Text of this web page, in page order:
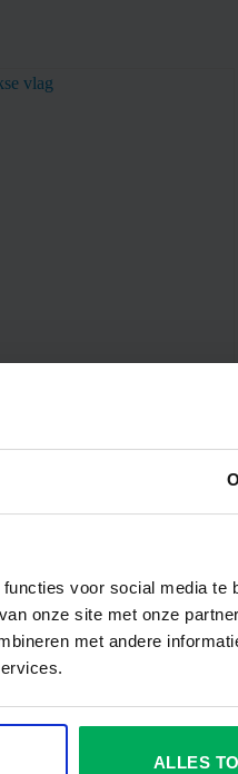
voor social media te
onze site met onze
met andere
ALLES
Oostenrijkse vlag
tot